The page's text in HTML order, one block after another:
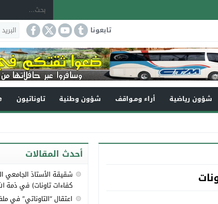
تابعونا
شؤون رياضية أراء ومـواقف شؤون وطنية تاوناتيون
أحدث المقالات
شقيقة الأستاذ الجامعي
كفاءات تاونات) في ذمة
اعتقال “التاوناتي” في